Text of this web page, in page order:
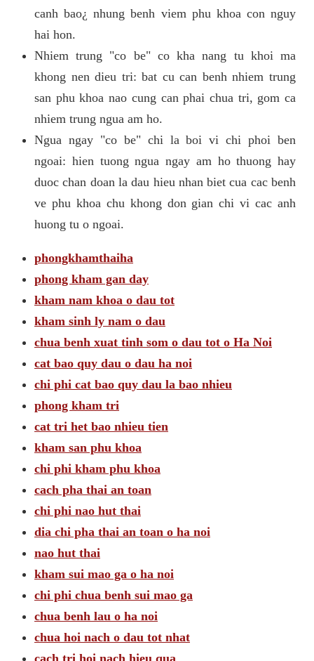
canh bao¿ nhung benh viem phu khoa con nguy
hai hon.
Nhiem trung "co be" co kha nang tu khoi ma
khong nen dieu tri: bat cu can benh nhiem trung
san phu khoa nao cung can phai chua tri, gom ca
nhiem trung ngua am ho.
Ngua ngay "co be" chi la boi vi chi phoi ben
ngoai: hien tuong ngua ngay am ho thuong hay
duoc chan doan la dau hieu nhan biet cua cac benh
ve phu khoa chu khong don gian chi vi cac anh
huong tu o ngoai.
phongkhamthaiha
phong kham gan day
kham nam khoa o dau tot
kham sinh ly nam o dau
chua benh xuat tinh som o dau tot o Ha Noi
cat bao quy dau o dau ha noi
chi phi cat bao quy dau la bao nhieu
phong kham tri
cat tri het bao nhieu tien
kham san phu khoa
chi phi kham phu khoa
cach pha thai an toan
chi phi nao hut thai
dia chi pha thai an toan o ha noi
nao hut thai
kham sui mao ga o ha noi
chi phi chua benh sui mao ga
chua benh lau o ha noi
chua hoi nach o dau tot nhat
cach tri hoi nach hieu qua